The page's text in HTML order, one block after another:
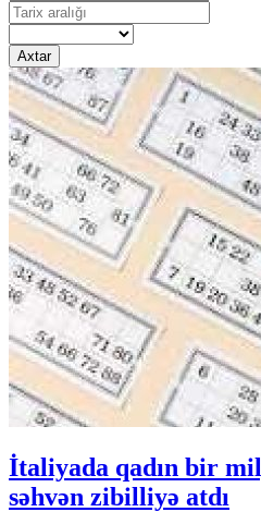
Axtar
İtaliyada qadın bir
səhvən zibilliyə atdı